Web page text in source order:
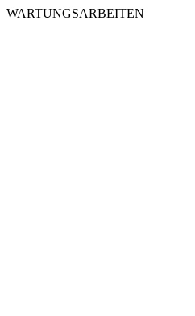
WARTUNGSARBEITEN